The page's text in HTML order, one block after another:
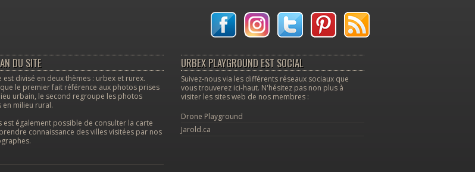
DU SITE
est divisé en deux thèmes : urbex et rurex.
le premier fait référence aux photos prises
urbain, le second regroupe les photos
en milieu rural.
est également possible de consulter la carte
connaissance des villes visitées par nos
URBEX PLAYGROUND EST SOCIAL
Suivez-nous via les différents réseaux sociaux que
vous trouverez ici-haut. N'hésitez pas non plus à
visiter les sites web de nos membres :
Drone Playground
Jarold.ca